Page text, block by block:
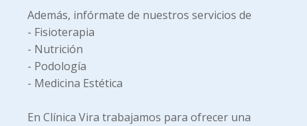
Además, infórmate de nuestros servicios de
- Fisioterapia
- Nutrición
- Podología
- Medicina Estética
En Clínica Vira trabajamos para ofrecer una